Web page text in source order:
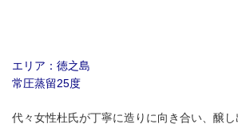
エリア：徳之島
常圧蒸留25度
代々女性杜氏が丁寧に造りに向き合い、醸